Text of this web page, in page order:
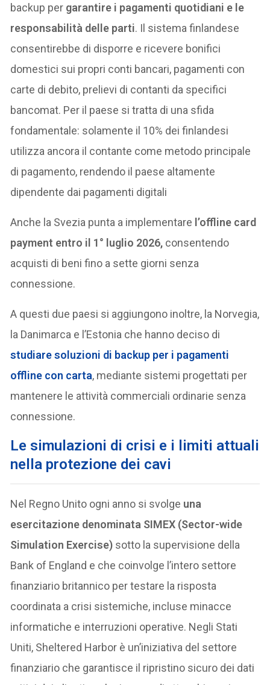
backup per garantire i pagamenti quotidiani e le
responsabilità delle parti. Il sistema finlandese
consentirebbe di disporre e ricevere bonifici
domestici sui propri conti bancari, pagamenti con
carte di debito, prelievi di contanti da specifici
bancomat. Per il paese si tratta di una sfida
fondamentale: solamente il 10% dei finlandesi
utilizza ancora il contante come metodo principale
di pagamento, rendendo il paese altamente
dipendente dai pagamenti digitali
Anche la Svezia punta a implementare l’offline card
payment entro il 1° luglio 2026, consentendo
acquisti di beni fino a sette giorni senza
connessione.
A questi due paesi si aggiungono inoltre, la Norvegia,
la Danimarca e l’Estonia che hanno deciso di
studiare soluzioni di backup per i pagamenti
offline con carta, mediante sistemi progettati per
mantenere le attività commerciali ordinarie senza
connessione.
Le simulazioni di crisi e i limiti attuali
nella protezione dei cavi
Nel Regno Unito ogni anno si svolge una
esercitazione denominata SIMEX (Sector-wide
Simulation Exercise) sotto la supervisione della
Bank of England e che coinvolge l’intero settore
finanziario britannico per testare la risposta
coordinata a crisi sistemiche, incluse minacce
informatiche e interruzioni operative. Negli Stati
Uniti, Sheltered Harbor è un’iniziativa del settore
finanziario che garantisce il ripristino sicuro dei dati